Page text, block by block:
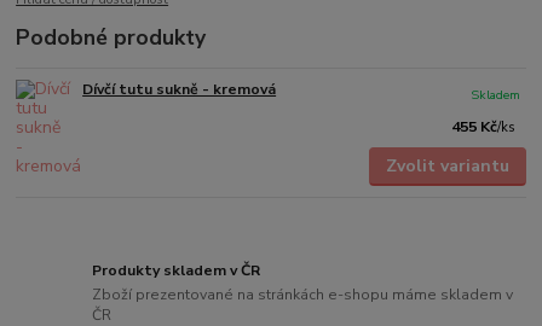
Podobné produkty
Dívčí tutu sukně - kremová
455 Kč/ks
Skladem
Zvolit variantu
Produkty skladem v ČR
Zboží prezentované na stránkách e-shopu máme skladem v
ČR